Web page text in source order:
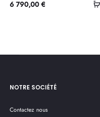
6 790,00 €
NOTRE SOCIÉTÉ
Contactez nous